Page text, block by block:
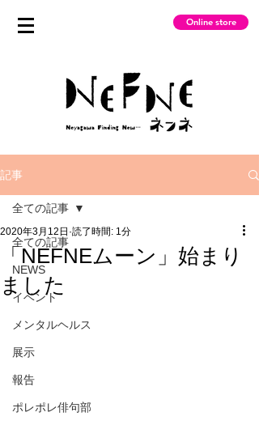
Online store
記事
全ての記事
NEWS
イベント
メンタルヘルス
展示
報告
ポレポレ俳句部
全ての記事
「NEFNEムーン」始まり
ました
2020年3月12日 読了時間: 1分